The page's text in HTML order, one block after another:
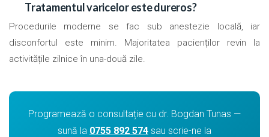
Tratamentul varicelor este dureros?
Procedurile moderne se fac sub anestezie locală, iar
disconfortul este minim. Majoritatea pacienților revin la
activitățile zilnice în una-două zile.
Programează o consultație cu dr. Bogdan Tunas —
sună la 0755 892 574 sau scrie-ne la